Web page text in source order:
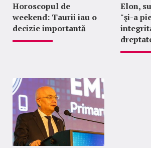
Horoscopul de
weekend: Taurii iau o
decizie importantă
Elon,
"şi-a